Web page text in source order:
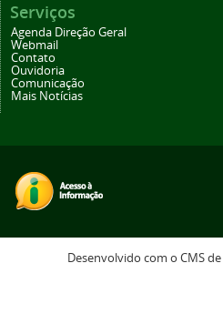
Serviços
Agenda Direção Geral
Webmail
Contato
Ouvidoria
Comunicação
Mais Notícias
Desenvolvido com o CMS